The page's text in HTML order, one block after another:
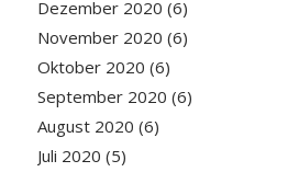
Dezember 2020 (6)
November 2020 (6)
Oktober 2020 (6)
September 2020 (6)
August 2020 (6)
Juli 2020 (5)